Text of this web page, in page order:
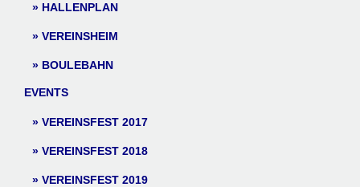
HALLENPLAN
VEREINSHEIM
BOULEBAHN
EVENTS
VEREINSFEST 2017
VEREINSFEST 2018
VEREINSFEST 2019